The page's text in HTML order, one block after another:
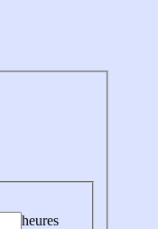
heures